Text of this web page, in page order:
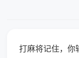
打麻将记住，你